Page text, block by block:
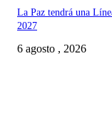
La Paz tendrá una
2027
6 agosto , 2026